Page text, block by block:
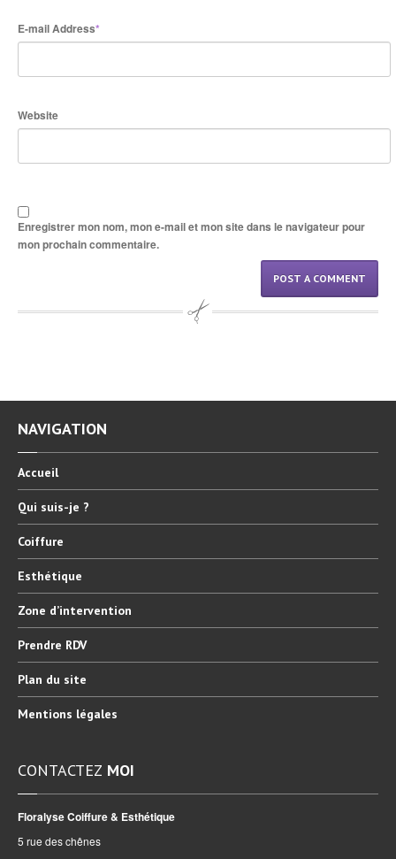
E-mail Address*
Website
Enregistrer mon nom, mon e-mail et mon site dans le navigateur pour
mon prochain commentaire.
NAVIGATION
Accueil
Qui suis-je ?
Coiffure
Esthétique
Zone d’intervention
Prendre RDV
Plan du site
Mentions légales
CONTACTEZ MOI
Floralyse Coiffure & Esthétique
5 rue des chênes